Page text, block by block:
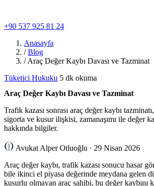
+90 537 925 81 24
Anasayfa
/ Blog
/ Araç Değer Kaybı Davası ve Tazminat
Tüketici Hukuku 5 dk okuma
Araç Değer Kaybı Davası ve Tazminat
Trafik kazası sonrası araç değer kaybı
sigorta ve kusur ilişkisi, zamanaşımı ile değer
hakkında bilgiler.
Avukat Alper Otluoğlu · 29 Nisan 2026
Araç değer kaybı, trafik kazası sonucu hasar
bile ikinci el piyasa değerinde meydana gelen
kusurlu olmayan araç sahibi, bu değer kaybını